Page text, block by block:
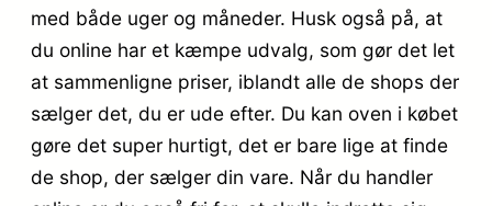
med både uger og måneder. Husk også på, at
du online har et kæmpe udvalg, som gør det let
at sammenligne priser, iblandt alle de shops der
sælger det, du er ude efter. Du kan oven i købet
gøre det super hurtigt, det er bare lige at finde
de shop, der sælger din vare. Når du handler